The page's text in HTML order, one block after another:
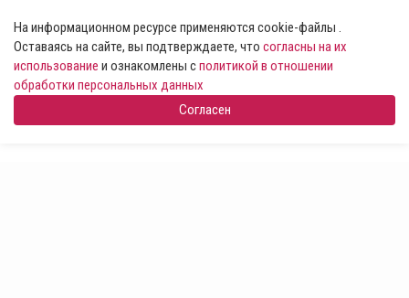
На информационном ресурсе применяются cookie-файлы .
Оставаясь на сайте, вы подтверждаете, что согласны на их
использование и ознакомлены сполитикой в отношении
обработки персональных данных
Согласен